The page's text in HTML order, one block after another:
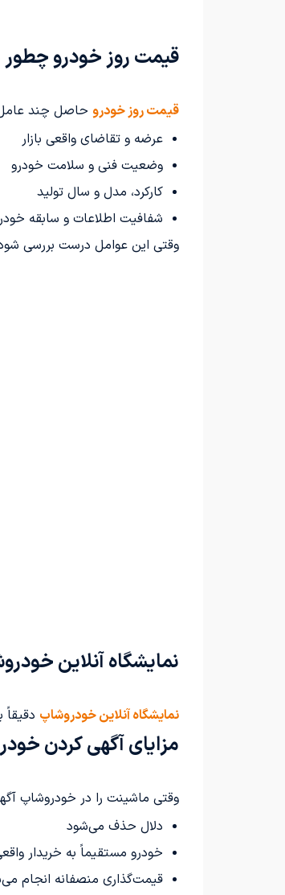
قیمت روز خودرو
قیمت روز خودرو حاصل چند
عرضه و تقاضای واقعی بازار
وضعیت فنی و سلامت خودرو
کارکرد، مدل و سال تولید
شفافیت اطلاعات و سابقه
وقتی این عوامل درست بررسی
نمایشگاه آنلاین
نمایشگاه آنلاین خودروشاپ
مزایای آگهی کردن
وقتی ماشینت را در خودروشاپ
دلال حذف می‌شود
خودرو مستقیماً به خریدار
قیمت‌گذاری منصفانه انجام